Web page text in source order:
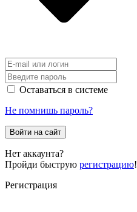
Оставаться в системе
Не помнишь пароль?
Войти на сайт
Нет аккаунта?
Пройди быструю регистрацию!
Регистрация